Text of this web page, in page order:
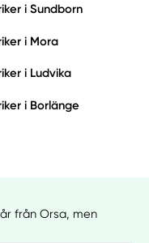
i Sundborn
i Mora
i Ludvika
i Borlänge
från Orsa, men